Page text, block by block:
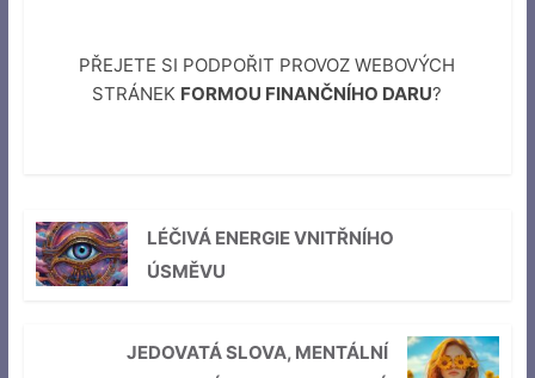
PŘEJETE SI PODPOŘIT PROVOZ WEBOVÝCH
STRÁNEK FORMOU FINANČNÍHO DARU?
LÉČIVÁ ENERGIE VNITŘNÍHO
ÚSMĚVU
JEDOVATÁ SLOVA, MENTÁLNÍ